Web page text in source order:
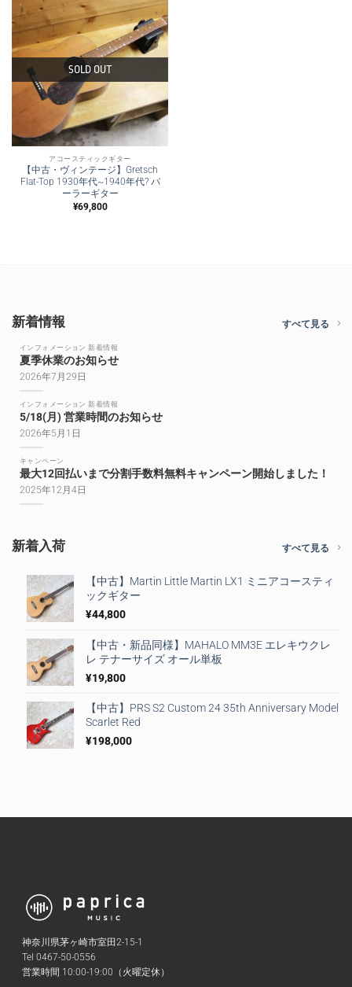
SOLD OUT
アコースティックギター
【中古・ヴィンテージ】Gretsch
Flat-Top 1930年代~1940年代? パ
ーラーギター
¥69,800
新着情報 すべて見る
インフォメーション 新着情報
夏季休業のお知らせ
2026年7月29日
インフォメーション 新着情報
5/18(月) 営業時間のお知らせ
2026年5月1日
キャンペーン
最大12回払いまで分割手数料無料キャンペーン開始しました！
2025年12月4日
新着入荷 すべて見る
【中古】Martin Little Martin LX1 ミニアコースティ
ックギター
¥44,800
【中古・新品同様】MAHALO MM3E エレキウクレ
レ テナーサイズ オール単板
¥19,800
【中古】PRS S2 Custom 24 35th Anniversary Model
Scarlet Red
¥198,000
神奈川県茅ヶ崎市室田2-15-1
Tel 0467-50-0556
営業時間 10:00-19:00（火曜定休）